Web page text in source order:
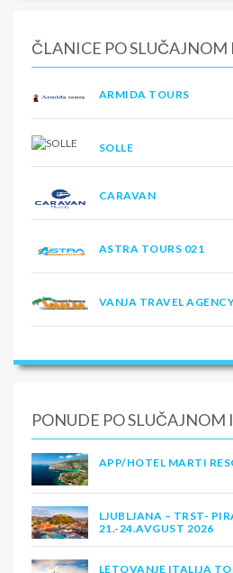
ČLANICE PO SLUČAJNOM
ARMIDA TOURS
SOLLE
CARAVAN
ASTRA TOURS 021
VANJA TRAVEL
PONUDE PO SLUČAJNOM
APP/HOTEL MARTI
LJUBLJANA – TRST-
21.-24.AVGUST 2026
LETOVANJE ITALIJA